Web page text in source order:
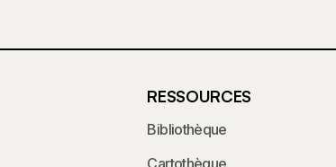
RESSOURCES
Bibliothèque
Cartothèque